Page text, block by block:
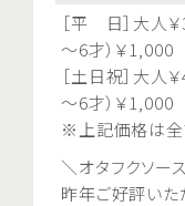
［平 日］大人
～6才）￥1,000
［土日祝］大人
～6才）￥1,000
※上記価格は全
＼オタフクソー
昨年ご好評いた